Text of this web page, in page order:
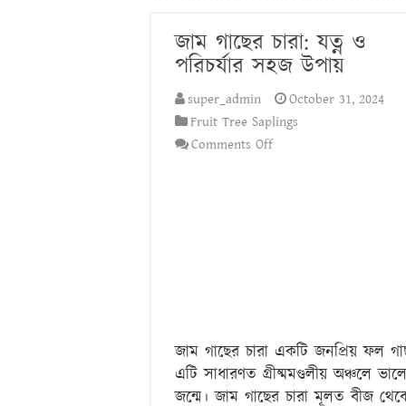
জাম গাছের চারা: যত্ন ও
পরিচর্যার সহজ উপায়
super_admin
October 31, 2024
Fruit Tree Saplings
Comments Offon
জাম গাছের চারা একটি জনপ্রিয় ফল
এটি সাধারণত গ্রীষ্মমণ্ডলীয় অঞ্চলে
জন্মে। জাম গাছের চারা মূলত বীজ